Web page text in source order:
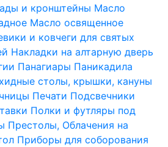
и кронштейны Масло
Масло освященное
и ковчеги для святых
Накладки на алтарную дверь
Панагиары Паникадила
столы, крышки, кануны
Печати Подсвечники
Полки и футляры под
Престолы, Облачения на
Приборы для соборования